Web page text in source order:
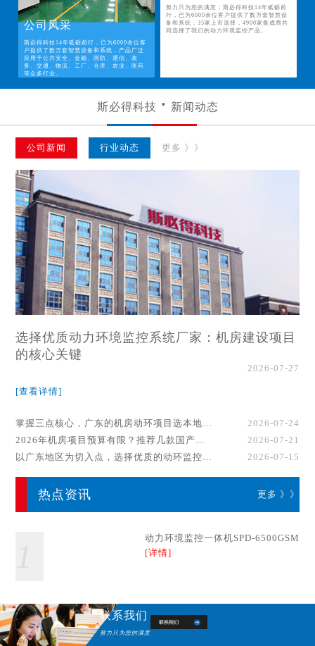
公司风采
斯必得科技14年砥砺前行，已为6000余位客
户提供了数万套智慧设备和系统，产品广泛
应用于公共安全、金融、国防、通信、政
务、交通、物流、工厂、仓库、农业、医药
等众多行业。
努力只为您的满意；斯必得科技14年砥砺前
行，已为6000余位客户提供了数万套智慧设
备和系统，35家上市选择，4900家集成商共
同选择了我们的动力环境监控产品。
斯必得科技 新闻动态
公司新闻 行业动态 更多 》》
选择优质动力环境监控系统厂家：机房建设项目
的核心关键
2026-07-27
[查看详情]
掌握三点核心，广东的机房动环项目选本地厂家事半功倍！
2026-07-24
2026年机房项目预算有限？推荐几款国产动环监控系统品牌
2026-07-21
以广东地区为切入点，选择优质的动环监控系统厂家
2026-07-15
热点资讯 更多 》》
动力环境监控一体机SPD-6500GSM
[详情]
联系我们
努力只为您的满意